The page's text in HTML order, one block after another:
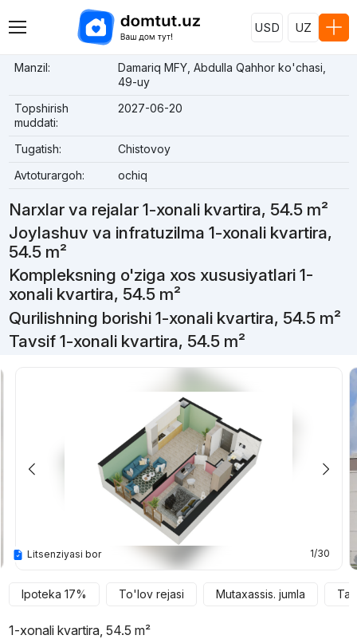
USD UZ
Manzil:
Damariq MFY, Abdulla Qahhor ko'chasi,
49-uy
Topshirish
muddati:
2027-06-20
Tugatish:
Chistovoy
Avtoturargoh:
ochiq
Narxlar va rejalar 1-xonali kvartira, 54.5 m²
Joylashuv va infratuzilma 1-xonali kvartira,
54.5 m²
Kompleksning o'ziga xos xususiyatlari 1-
xonali kvartira, 54.5 m²
Qurilishning borishi 1-xonali kvartira, 54.5 m²
Tavsif 1-xonali kvartira, 54.5 m²
1/30
Litsenziyasi bor
Ipoteka 17% To'lov rejasi Mutaxassis. jumla
1-xonali kvartira, 54.5 m²